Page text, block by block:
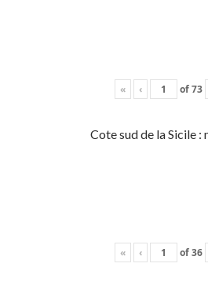
« ‹ of73
Cote sud de la Sicile :
« ‹ of36